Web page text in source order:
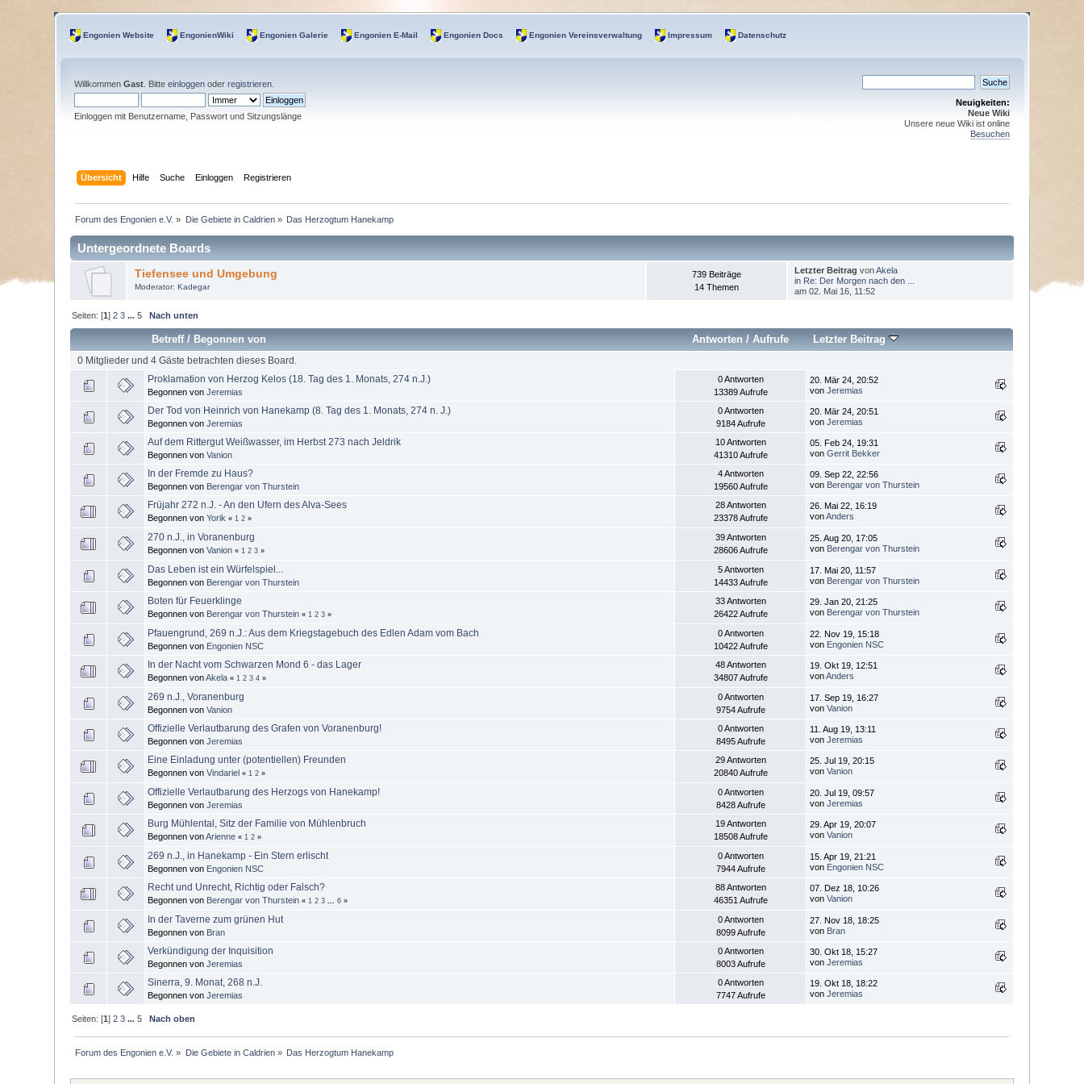
Engonien Website EngonienWiki Engonien Galerie Engonien E-Mail Engonien Docs Engonien Vereinsverwaltung Impressum Datenschutz
WillkommenGast . Bitteeinloggen oderregistrieren
Einloggen mit Benutzername, Passwort und Sitzungslänge
Neuigkeiten:
Neue Wiki
Unsere neue Wiki ist online
Besuchen
Übersicht Hilfe Suche Einloggen Registrieren
Forum des Engonien e.V. » Die Gebiete in Caldrien» Das Herzogtum Hanekamp
Untergeordnete Boards
Tiefensee und Umgebung
Moderator: Kadegar
739 Beiträge
14 Themen
Letzter Beitrag vonAkela
in Re: Der Morgen nach den ...
am 02. Mai 16, 11:52
Seiten: [1]2 3 ...5 Nach unten
Betreff/ Begonnen von Antworten/ Aufrufe Letzter Beitrag
0 Mitglieder und 4 Gäste betrachten dieses Board.
Proklamation von Herzog Kelos (18. Tag des 1. Monats, 274 n.J.)
Begonnen vonJeremias
0 Antworten
13389 Aufrufe
20. Mär 24, 20:52
vonJeremias
Der Tod von Heinrich von Hanekamp (8. Tag des 1. Monats, 274 n. J.)
Begonnen vonJeremias
0 Antworten
9184 Aufrufe
20. Mär 24, 20:51
vonJeremias
Auf dem Rittergut Weißwasser, im Herbst 273 nach Jeldrik
Begonnen vonVanion
10 Antworten
41310 Aufrufe
05. Feb 24, 19:31
vonGerrit Bekker
In der Fremde zu Haus?
Begonnen von Berengar von Thurstein
4 Antworten
19560 Aufrufe
09. Sep 22, 22:56
von Berengar von Thurstein
Früjahr 272 n.J. - An den Ufern des Alva-Sees
Begonnen vonYorik «1 2 »
28 Antworten
23378 Aufrufe
26. Mai 22, 16:19
vonAnders
270 n.J., in Voranenburg
Begonnen vonVanion «1 2 3 »
39 Antworten
28606 Aufrufe
25. Aug 20, 17:05
von Berengar von Thurstein
Das Leben ist ein Würfelspiel...
Begonnen von Berengar von Thurstein
5 Antworten
14433 Aufrufe
17. Mai 20, 11:57
von Berengar von Thurstein
Boten für Feuerklinge
Begonnen von Berengar von Thurstein «1 2 3 »
33 Antworten
26422 Aufrufe
29. Jan 20, 21:25
von Berengar von Thurstein
Pfauengrund, 269 n.J.: Aus dem Kriegstagebuch des Edlen Adam vom Bach
Begonnen von Engonien NSC
0 Antworten
10422 Aufrufe
22. Nov 19, 15:18
von Engonien NSC
In der Nacht vom Schwarzen Mond 6 - das Lager
Begonnen vonAkela «1 2 3 4 »
48 Antworten
34807 Aufrufe
19. Okt 19, 12:51
vonAnders
269 n.J., Voranenburg
Begonnen vonVanion
0 Antworten
9754 Aufrufe
17. Sep 19, 16:27
vonVanion
Offizielle Verlautbarung des Grafen von Voranenburg!
Begonnen vonJeremias
0 Antworten
8495 Aufrufe
11. Aug 19, 13:11
vonJeremias
Eine Einladung unter (potentiellen) Freunden
Begonnen vonVindariel «1 2 »
29 Antworten
20840 Aufrufe
25. Jul 19, 20:15
vonVanion
Offizielle Verlautbarung des Herzogs von Hanekamp!
Begonnen vonJeremias
0 Antworten
8428 Aufrufe
20. Jul 19, 09:57
vonJeremias
Burg Mühlental, Sitz der Familie von Mühlenbruch
Begonnen vonArienne «1 2 »
19 Antworten
18508 Aufrufe
29. Apr 19, 20:07
vonVanion
269 n.J., in Hanekamp - Ein Stern erlischt
Begonnen von Engonien NSC
0 Antworten
7944 Aufrufe
15. Apr 19, 21:21
von Engonien NSC
Recht und Unrecht, Richtig oder Falsch?
Begonnen von Berengar von Thurstein «1 2 3 ...6 »
88 Antworten
46351 Aufrufe
07. Dez 18, 10:26
vonVanion
In der Taverne zum grünen Hut
Begonnen von Bran
0 Antworten
8099 Aufrufe
27. Nov 18, 18:25
von Bran
Verkündigung der Inquisition
Begonnen vonJeremias
0 Antworten
8003 Aufrufe
30. Okt 18, 15:27
vonJeremias
Sinerra, 9. Monat, 268 n.J.
Begonnen vonJeremias
0 Antworten
7747 Aufrufe
19. Okt 18, 18:22
vonJeremias
Seiten: [1]2 3 ...5 Nach oben
Forum des Engonien e.V. » Die Gebiete in Caldrien» Das Herzogtum Hanekamp